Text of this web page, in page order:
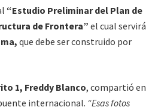
“Estudio Preliminar del Plan de
de Frontera” el cual servirá
que debe ser construido por
1, Freddy Blanco, compartió en
internacional. “Esas fotos